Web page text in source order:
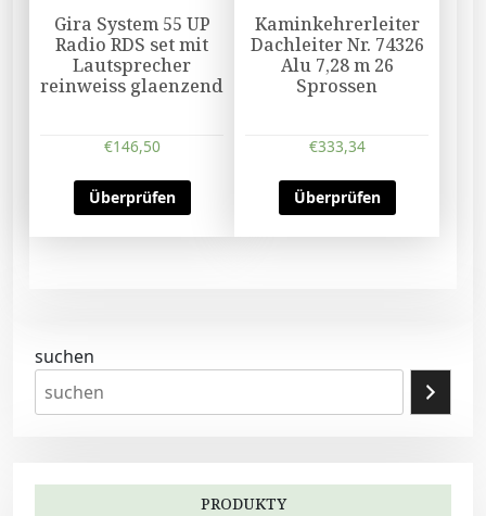
Gira System 55 UP
Radio RDS set mit
Lautsprecher
reinweiss glaenzend
€146,50
Überprüfen
Kaminkehrerleiter
Dachleiter Nr. 74326
Alu 7,28 m 26
Sprossen
€333,34
Überprüfen
suchen
PRODUKTY